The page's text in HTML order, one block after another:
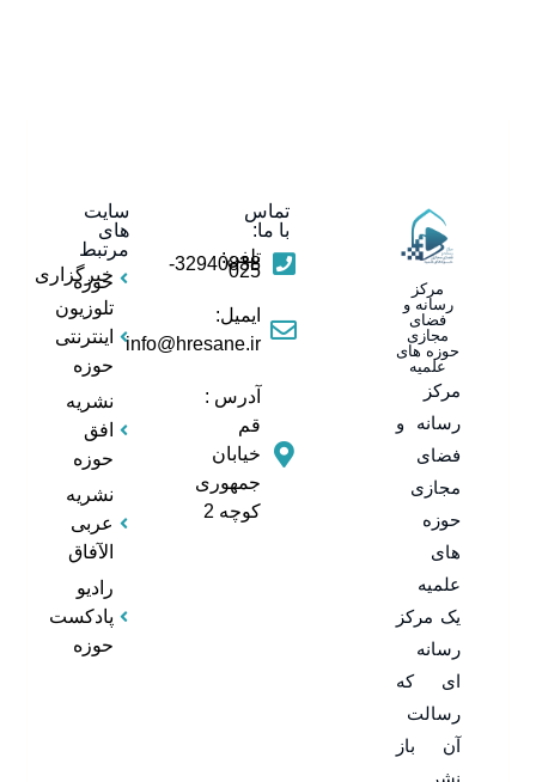
مرکز
رسانه و
فضای
مجازی
حوزه های
علمیه
مرکز
رسانه و
فضای
مجازی
حوزه
های
علمیه
یک مرکز
رسانه
ای که
رسالت
آن باز
نشر
تماس
با ما:
تلفن:
32940838- 025
ایمیل:
info@hresane.ir
آدرس :
قم
خیابان
جمهوری
کوچه 2
سایت
های
مرتبط
خبرگزاری
حوزه
تلوزیون
اینترنتی
حوزه
نشریه
افق
حوزه
نشریه
عربی
الآفاق
رادیو
پادکست
حوزه